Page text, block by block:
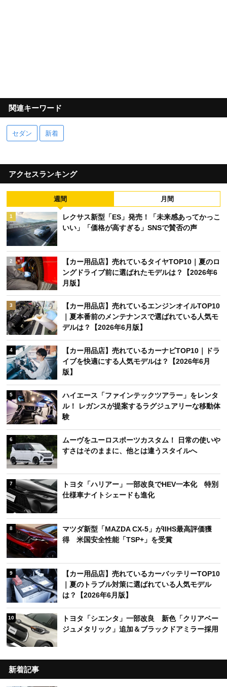
関連キーワード
セダン 新着
アクセスランキング
週間 月間
1
レクサス新型「ES」発売！「未来感あってかっこ
いい」「価格が高すぎる」SNSで賛否の声
2
【カー用品店】売れているタイヤTOP10｜夏のロ
ングドライブ前に選ばれたモデルは？【2026年6
月版】
3
【カー用品店】売れているエンジンオイルTOP10
｜夏本番前のメンテナンスで選ばれている人気モ
デルは？【2026年6月版】
4
【カー用品店】売れているカーナビTOP10｜ドラ
イブを快適にする人気モデルは？【2026年6月
版】
5
ハイエース「ファインテックツアラー」をレンタ
ル！ レガンスが提案するラグジュアリーな移動体
験
6
ムーヴをユーロスポーツカスタム！ 日常の使いや
すさはそのままに、他とは違うスタイルへ
7
トヨタ「ハリアー」一部改良でHEV一本化 特別
仕様車ナイトシェードも進化
8
マツダ新型「MAZDA CX-5」がIIHS最高評価獲
得 米国安全性能「TSP+」を受賞
9
【カー用品店】売れているカーバッテリーTOP10
｜夏のトラブル対策に選ばれている人気モデル
は？【2026年6月版】
10
トヨタ「シエンタ」一部改良 新色「クリアベー
ジュメタリック」追加＆ブラックドアミラー採用
新着記事